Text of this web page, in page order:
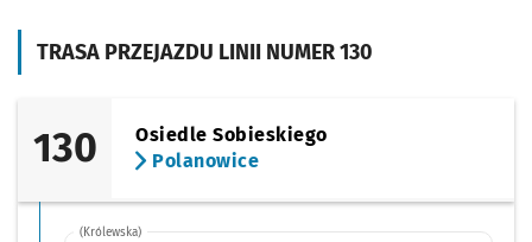
TRASA PRZEJAZDU LINII NUMER 130
130
Osiedle Sobieskiego
Polanowice
(Królewska)